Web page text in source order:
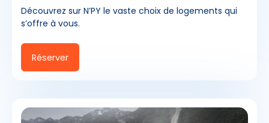
Découvrez sur N’PY le vaste choix de logements qui
s’offre à vous.
Réserver